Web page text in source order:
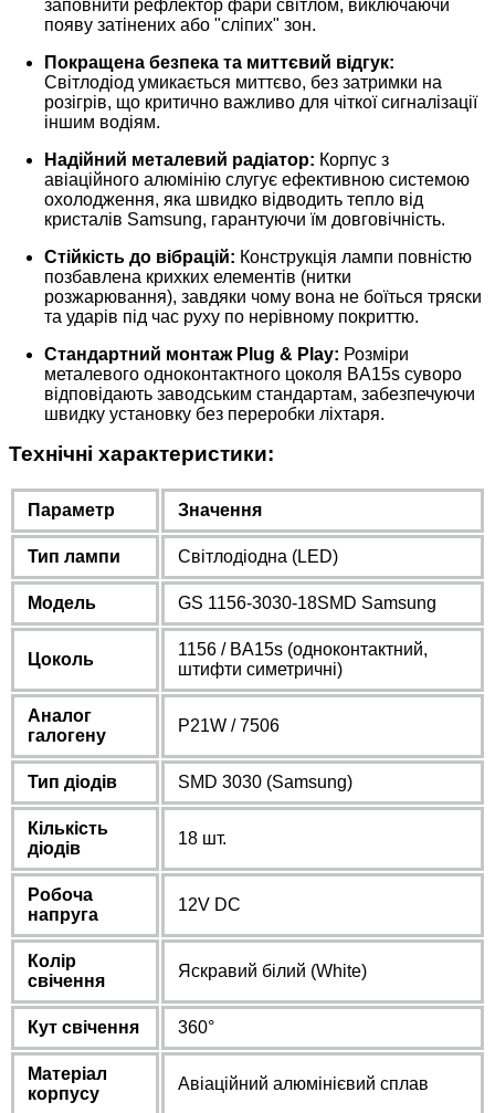
заповнити рефлектор фари світлом, виключаючи
появу затінених або "сліпих" зон.
Покращена безпека та миттєвий відгук:
Світлодіод умикається миттєво, без затримки на
розігрів, що критично важливо для чіткої сигналізації
іншим водіям.
Надійний металевий радіатор: Корпус з
авіаційного алюмінію слугує ефективною системою
охолодження, яка швидко відводить тепло від
кристалів Samsung, гарантуючи їм довговічність.
Стійкість до вібрацій: Конструкція лампи повністю
позбавлена крихких елементів (нитки
розжарювання), завдяки чому вона не боїться тряски
та ударів під час руху по нерівному покриттю.
Стандартний монтаж Plug & Play: Розміри
металевого одноконтактного цоколя BA15s суворо
відповідають заводським стандартам, забезпечуючи
швидку установку без переробки ліхтаря.
Технічні характеристики:
Параметр Значення
Тип лампи Світлодіодна (LED)
Модель GS 1156-3030-18SMD Samsung
Цоколь
1156 / BA15s (одноконтактний,
штифти симетричні)
Аналог
галогену
P21W / 7506
Тип діодів SMD 3030 (Samsung)
Кількість
діодів
18 шт.
Робоча
напруга
12V DC
Колір
свічення
Яскравий білий (White)
Кут свічення 360°
Матеріал
корпусу
Авіаційний алюмінієвий сплав